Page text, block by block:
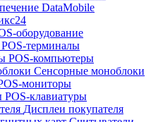
DataMobile
оборудование
POS-терминалы
POS-компьютеры
Сенсорные моноблоки
мониторы
POS-клавиатуры
Дисплеи покупателя